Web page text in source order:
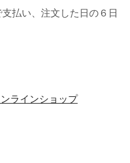
払い、注文した日の６日
ラインショップ